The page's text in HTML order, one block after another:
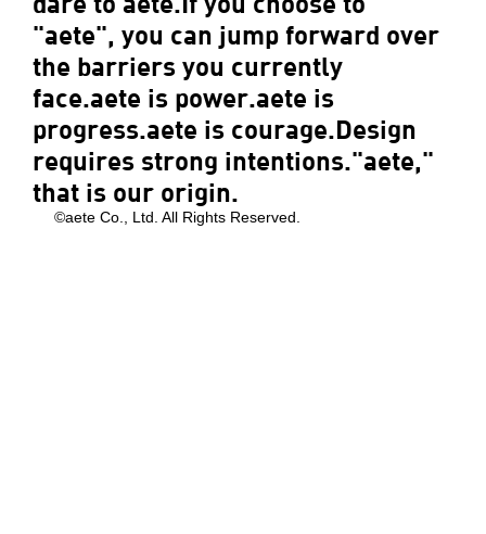
"aete", you can jump forward over
the barriers you currently
face.aete is power.aete is
progress.aete is courage.Design
requires strong intentions."aete,"
that is our origin.
©aete Co., Ltd. All Rights Reserved.